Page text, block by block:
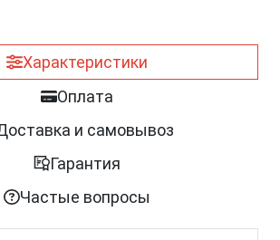
Характеристики
Оплата
и самовывоз
Гарантия
Частые вопросы